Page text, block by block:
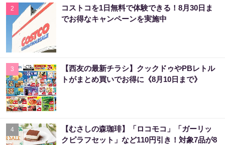
2
コストコを1日無料で体験できる！8月30日ま
でお得なキャンペーンを実施中
3
【西友の最新チラシ】クックドゥやPBレトル
トがまとめ買いでお得に《8月10日まで》
4
【むさしの森珈琲】「ロコモコ」「ガーリッ
クピラフセット」など110円引き！対象7品が8